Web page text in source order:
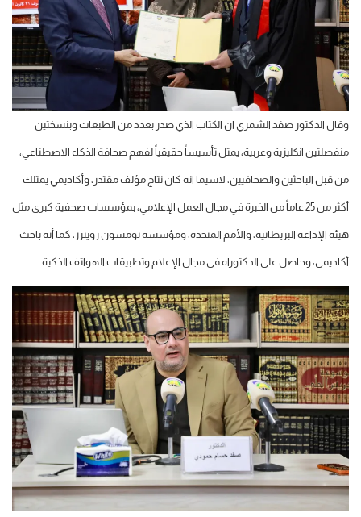
وقال الدكتور صفد الشمري ان الكتاب الذي صدر بعدد من الطبعات وبنسختين
منفصلتين انكليزية وعربية، يمثل تأسيساً حقيقياً لفهم صحافة الذكاء الاصطناعي،
من قبل الباحثين والصحافيين، لاسيما انه كان نتاج مؤلف مقتدر، وأكاديمي يمتلك
أكثر من 25 عاماً من الخبرة في مجال العمل الإعلامي، بمؤسسات صحفية كبرى مثل
هيئة الإذاعة البريطانية، والأمم المتحدة، ومؤسسة تومسون رويترز، كما أنه باحث
أكاديمي، وحاصل على الدكتوراه في مجال الإعلام وتطبيقات الهواتف الذكية.